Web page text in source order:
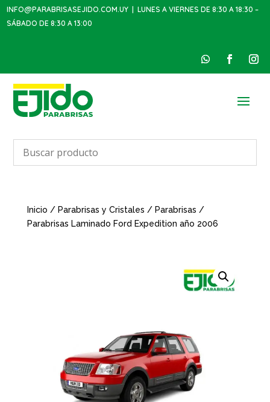
INFO@PARABRISASEJIDO.COM.UY | LUNES A VIERNES DE 8:30 A 18:30 –
SÁBADO DE 8:30 A 13:00
Inicio / Parabrisas y Cristales / Parabrisas /
Parabrisas Laminado Ford Expedition año 2006